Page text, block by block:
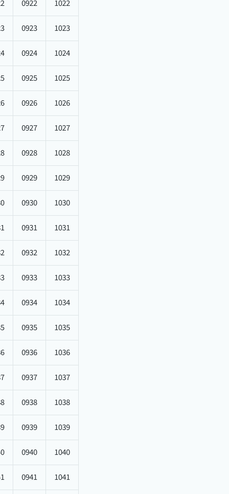
0922 1022
0923 1023
0924 1024
0925 1025
0926 1026
0927 1027
0928 1028
0929 1029
0930 1030
0931 1031
0932 1032
0933 1033
0934 1034
0935 1035
0936 1036
0937 1037
0938 1038
0939 1039
0940 1040
0941 1041